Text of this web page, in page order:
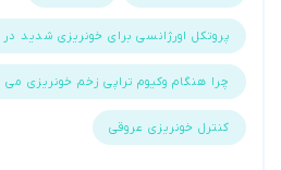
پروتکل اورژانسی برای خونریزی شدید در
چرا هنگام وکیوم تراپی زخم خونریزی می
کنترل خونریزی عروقی